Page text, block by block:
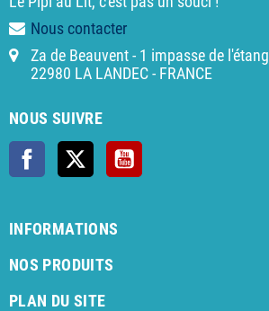
Nous contacter
Za de Beauvent - 1 impasse de l'étang
22980 LA LANDEC - FRANCE
NOUS SUIVRE
Facebook
INFORMATIONS
NOS PRODUITS
PLAN DU SITE